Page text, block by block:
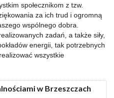
społecznikom z tzw.
za ich trud i ogromną
wspólnego dobra.
zadań, a także siły,
energii, tak potrzebnych
wszystkie
w Brzeszczach